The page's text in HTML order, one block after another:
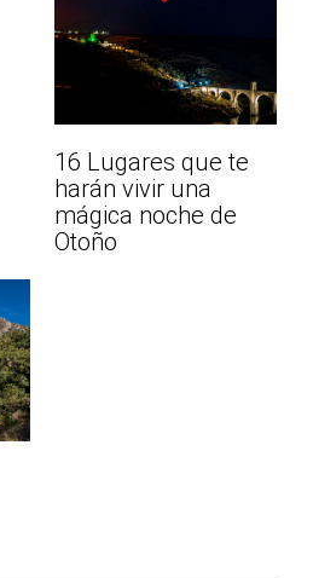
16 Lugares que te
harán vivir una
mágica noche de
Otoño